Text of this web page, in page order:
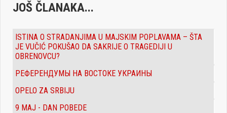
JOŠ ČLANAKA...
ISTINA O STRADANJIMA U MAJSKIM POPLAVAMA – ŠTA
JE VUČIĆ POKUŠAO DA SAKRIJE O TRAGEDIJI U
OBRENOVCU?
РЕФЕРЕНДУМЫ НА ВОСТОКЕ УКРАИНЫ
OPELO ZA SRBIJU
9 MAJ - DAN POBEDE